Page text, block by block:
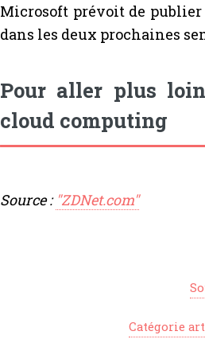
Microsoft prévoit de
dans les deux prochaines
Pour aller plus
cloud computing
Source : "ZDNet.com"
Catégorie